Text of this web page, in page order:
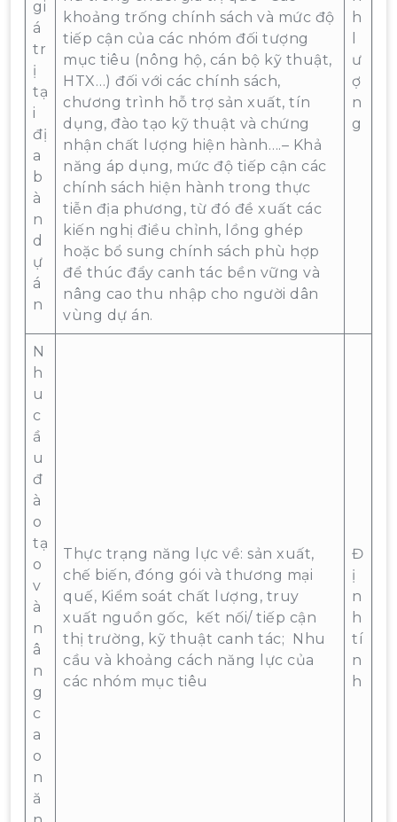
gi
á
tr
ị
tạ
i
đị
a
b
à
n
d
ự
á
n
khoảng trống chính sách và mức độ
tiếp cận của các nhóm đối tượng
mục tiêu (nông hộ, cán bộ kỹ thuật,
HTX…) đối với các chính sách,
chương trình hỗ trợ sản xuất, tín
dụng, đào tạo kỹ thuật và chứng
nhận chất lượng hiện hành….– Khả
năng áp dụng, mức độ tiếp cận các
chính sách hiện hành trong thực
tiễn địa phương, từ đó đề xuất các
kiến nghị điều chỉnh, lồng ghép
hoặc bổ sung chính sách phù hợp
để thúc đẩy canh tác bền vững và
nâng cao thu nhập cho người dân
vùng dự án.
h
ư
ợ
n
g
N
h
u
c
ầ
u
đ
à
o
tạ
o
v
à
n
â
n
g
c
a
o
n
ă
Thực trạng năng lực về: sản xuất,
chế biến, đóng gói và thương mại
quế, Kiểm soát chất lượng, truy
xuất nguồn gốc, kết nối/ tiếp cận
thị trường, kỹ thuật canh tác; Nhu
cầu và khoảng cách năng lực của
các nhóm mục tiêu
Đ
ị
n
h
tí
n
h